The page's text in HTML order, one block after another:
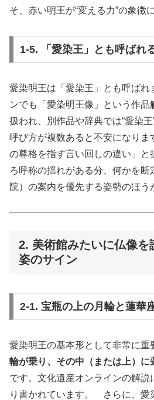
そ、赤い明王が“変える力”の象徴
1-5. 「愛染王」とも呼ばれ
愛染明王は「愛染王」とも呼ばれ
ンでも「愛染明王像」という作品
扱われ、別作品や辞典では“愛染王
呼び方が複数あると不安になり
の尊格を指す言い回しの違い」と
ろ呼称の揺れがある分、何かを
院）の案内を優先する姿勢のほう
2. 美術館みたいに仏像を
姿のサイン
2-1. 宝瓶の上の月輪と蓮華
愛染明王の基本形として非常に重
輪が乗り、その中（または上）に
です。文化遺産オンラインの解説
り書かれています。 さらに、愛